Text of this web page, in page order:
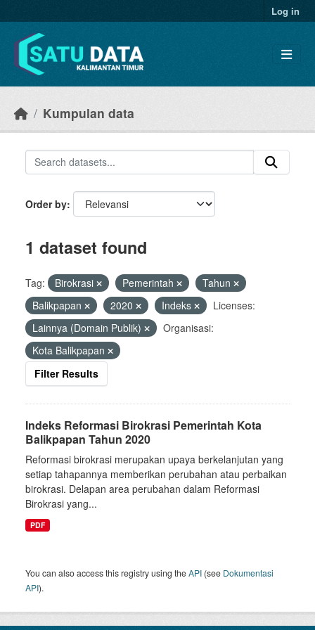
Log in
Kumpulan data
Order by
1 dataset found
Tag: Birokrasi Pemerintah
Tahun
Balikpapan
2020 Indeks
Licenses:
Lainnya (Domain Publik)
Organisasi:
Kota Balikpapan
Filter Results
Indeks Reformasi Birokrasi Pemerintah Kota
Balikpapan Tahun 2020
Reformasi birokrasi merupakan upaya berkelanjutan yang
setiap tahapannya memberikan perubahan atau perbaikan
birokrasi. Delapan area perubahan dalam Reformasi
Birokrasi yang...
PDF
You can also access this registry using theAPI (see Dokumentasi
API).